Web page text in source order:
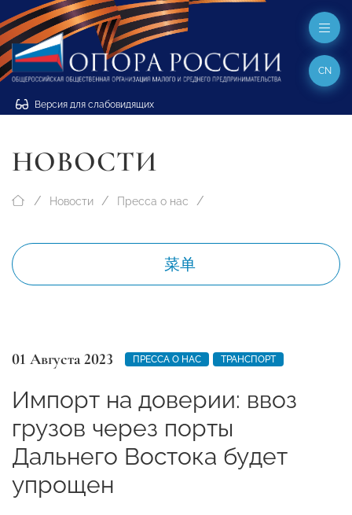
Версия для слабовидящих
CN
НОВОСТИ
Новости Пресса о нас
菜单
01 Августа 2023 ПРЕССА О НАС ТРАНСПОРТ
Импорт на доверии: ввоз
грузов через порты
Дальнего Востока будет
упрощен